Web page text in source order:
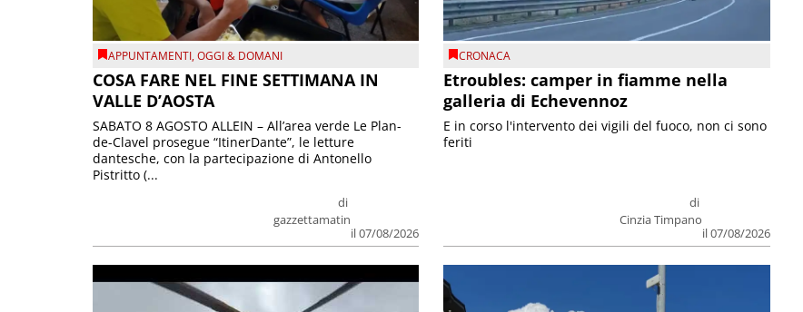
APPUNTAMENTI,OGGI & DOMANI
COSA FARE NEL FINE SETTIMANA IN
VALLE D’AOSTA
di
gazzettamatin
il 07/08/2026
SABATO 8 AGOSTO ALLEIN – All’area verde Le Plan-
de-Clavel prosegue “ItinerDante”, le letture
dantesche, con la partecipazione di Antonello
Pistritto (...
CRONACA
Etroubles: camper in fiamme nella
galleria di Echevennoz
di
Cinzia Timpano
il 07/08/2026
E in corso l'intervento dei vigili del fuoco, non ci sono
feriti